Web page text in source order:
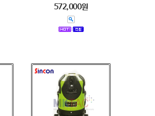
572,000원